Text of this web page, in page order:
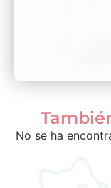
No se ha